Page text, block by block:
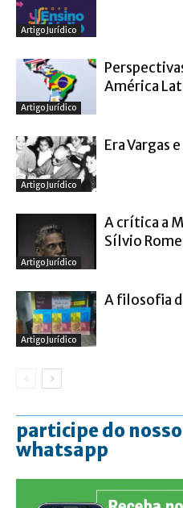
Artigo Jurídico
Artigo Jurídico
América
Artigo Jurídico
Era Vargas
Artigo Jurídico
A crítica a
Sílvio
Artigo Jurídico
A filosofia
participe do
whatsapp